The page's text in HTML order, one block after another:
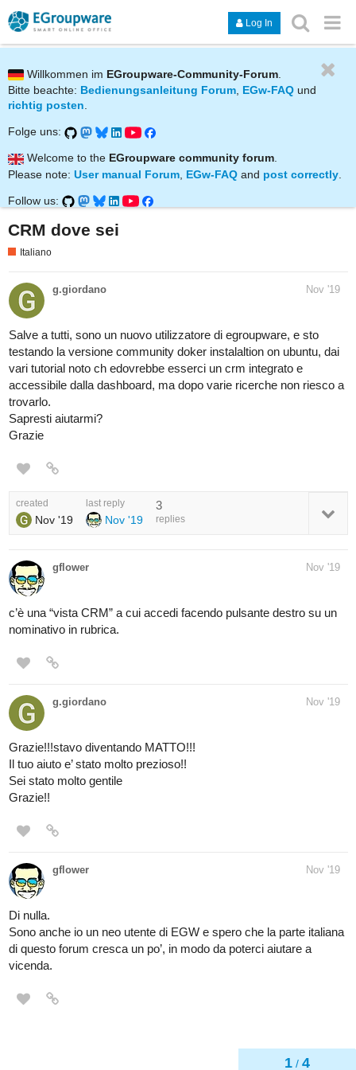
Log In
Willkommen im EGroupware-Community-Forum
Bitte beachte: Bedienungsanleitung Forum, EGw-FAQ und
richtig posten.
Folge uns:
Welcome to the EGroupware community forum.
Please note: User manual Forum EGw-FAQ and post correctly
Follow us:
CRM dove sei
Italiano
1 / 4
g.giordano Nov '19
Salve a tutti, sono un nuovo utilizzatore di egroupware, e sto
testando la versione community doker instalaltion on ubuntu, dai
vari tutorial noto ch edovrebbe esserci un crm integrato e
accessibile dalla dashboard, ma dopo varie ricerche non riesco a
trovarlo.
Sapresti aiutarmi?
Grazie
created
Nov '19
last reply
Nov '19
3
replies
gflower Nov '19
c’è una “vista CRM” a cui accedi facendo pulsante destro su un
nominativo in rubrica.
g.giordano Nov '19
Grazie!!!stavo diventando MATTO!!!
Il tuo aiuto e’ stato molto prezioso!!
Sei stato molto gentile
Grazie!!
gflower Nov '19
Di nulla.
Sono anche io un neo utente di EGW e spero che la parte italiana
di questo forum cresca un po’, in modo da poterci aiutare a
vicenda.